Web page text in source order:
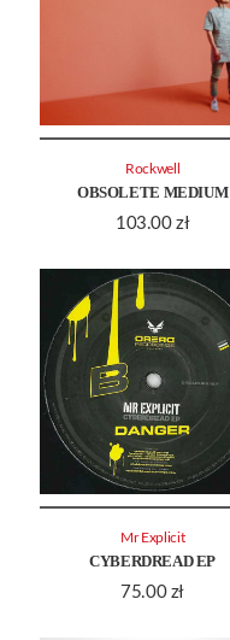
OBSOLETE MEDIUM
103.00 zł
Rockwell
CYBERDREAD EP
75.00 zł
Mr Explicit